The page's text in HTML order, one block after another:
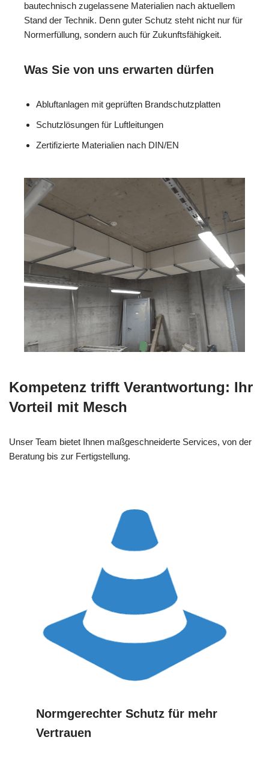
bautechnisch zugelassene Materialien nach aktuellem
Stand der Technik. Denn guter Schutz steht nicht nur für
Normerfüllung, sondern auch für Zukunftsfähigkeit.
Was Sie von uns erwarten dürfen
Abluftanlagen mit geprüften Brandschutzplatten
Schutzlösungen für Luftleitungen
Zertifizierte Materialien nach DIN/EN
Kompetenz trifft Verantwortung: Ihr
Vorteil mit Mesch
Unser Team bietet Ihnen maßgeschneiderte Services, von der
Beratung bis zur Fertigstellung.
Normgerechter Schutz für mehr
Vertrauen